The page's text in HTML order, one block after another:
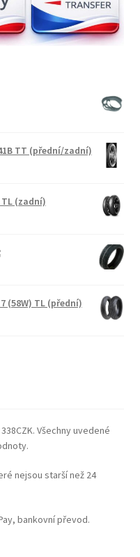
TT (přední/zadní)
TL (zadní)
(58W) TL (přední)
Všechny uvedené
nejsou starší než 24
bankovní převod.